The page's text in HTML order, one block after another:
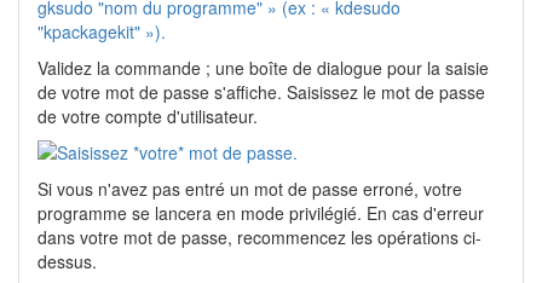
Validez la commande ; une boîte de dialogue pour la saisie
de votre mot de passe s'affiche. Saisissez le mot de passe
de votre compte d'utilisateur.
Si vous n'avez pas entré un mot de passe erroné, votre
programme se lancera en mode privilégié. En cas d'erreur
dans votre mot de passe, recommencez les opérations ci-
dessus.